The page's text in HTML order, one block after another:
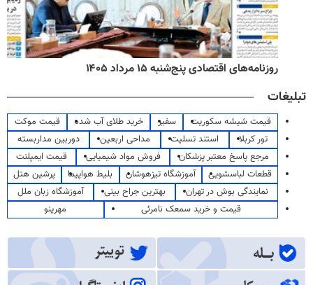
روزنامه‌های اقتصادی پنج‌شنبه ۱۵ مرداد ۱۴۰۵
تبلیغات
قیمت شیشه سکوریت سفیر خرید طلای آب شده
قیمت موکت
تور کربلا
استند تسلیت مداحی اربعین
دوربین مداربسته
مرجع پاسخ معتبر پزشکان
فروش مواد شیمیایی
قیمت ایمپلنت
قطعات لباسشویی
آموزشگاه تیزهوشان بلیط هواپیما
پرشین هتل
نمایندگی بوش در تهران
بهترین جراح بینی
آموزشگاه زبان ملل
قیمت و خرید سمعک نامرئی
مهرینو